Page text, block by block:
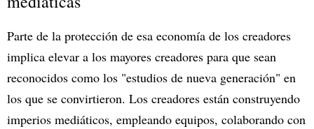
Parte de la protección de esa economía de los creadores
implica elevar a los mayores creadores para que sean
reconocidos como los "estudios de nueva generación" en
los que se convirtieron. Los creadores están construyendo
imperios mediáticos, empleando equipos, colaborando con